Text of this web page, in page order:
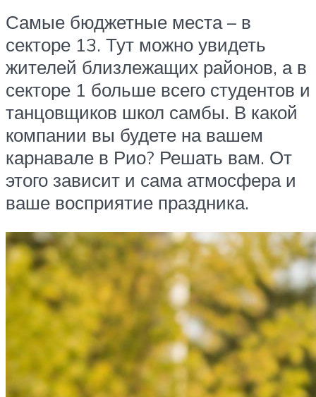
Самые бюджетные места – в
секторе 13. Тут можно увидеть
жителей близлежащих районов, а в
секторе 1 больше всего студентов и
танцовщиков школ самбы. В какой
компании вы будете на вашем
карнавале в Рио? Решать вам. От
этого зависит и сама атмосфера и
ваше восприятие праздника.